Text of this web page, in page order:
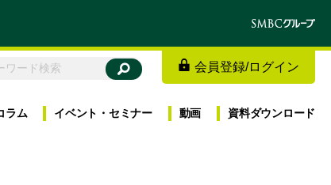
会員登録/ログイン
ラム イベント・ セミナー 動画 資料ダウンロード